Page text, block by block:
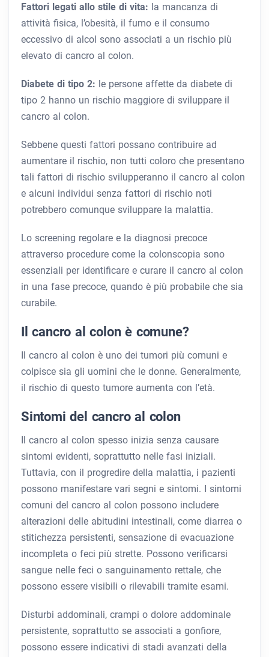
Fattori legati allo stile di vita: la mancanza di
attività fisica, l’obesità, il fumo e il consumo
eccessivo di alcol sono associati a un rischio più
elevato di cancro al colon.
Diabete di tipo 2: le persone affette da diabete di
tipo 2 hanno un rischio maggiore di sviluppare il
cancro al colon.
Sebbene questi fattori possano contribuire ad
aumentare il rischio, non tutti coloro che presentano
tali fattori di rischio svilupperanno il cancro al colon
e alcuni individui senza fattori di rischio noti
potrebbero comunque sviluppare la malattia.
Lo screening regolare e la diagnosi precoce
attraverso procedure come la colonscopia sono
essenziali per identificare e curare il cancro al colon
in una fase precoce, quando è più probabile che sia
curabile.
Il cancro al colon è comune?
Il cancro al colon è uno dei tumori più comuni e
colpisce sia gli uomini che le donne. Generalmente,
il rischio di questo tumore aumenta con l’età.
Sintomi del cancro al colon
Il cancro al colon spesso inizia senza causare
sintomi evidenti, soprattutto nelle fasi iniziali.
Tuttavia, con il progredire della malattia, i pazienti
possono manifestare vari segni e sintomi. I sintomi
comuni del cancro al colon possono includere
alterazioni delle abitudini intestinali, come diarrea o
stitichezza persistenti, sensazione di evacuazione
incompleta o feci più strette. Possono verificarsi
sangue nelle feci o sanguinamento rettale, che
possono essere visibili o rilevabili tramite esami.
Disturbi addominali, crampi o dolore addominale
persistente, soprattutto se associati a gonfiore,
possono essere indicativi di stadi avanzati della